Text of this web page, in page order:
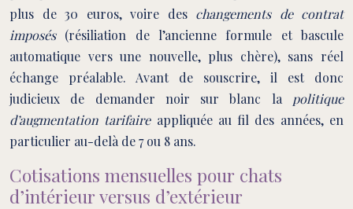
plus de 30 euros, voire des changements de contrat
imposés(résiliation de l’ancienne formule et bascule
automatique vers une nouvelle, plus chère), sans réel
échange préalable. Avant de souscrire, il est donc
judicieux de demander noir sur blanc la politique
d’augmentation tarifaireappliquée au fil des années, en
particulier au-delà de 7 ou 8 ans.
Cotisations mensuelles pour chats
d’intérieur versus d’extérieur